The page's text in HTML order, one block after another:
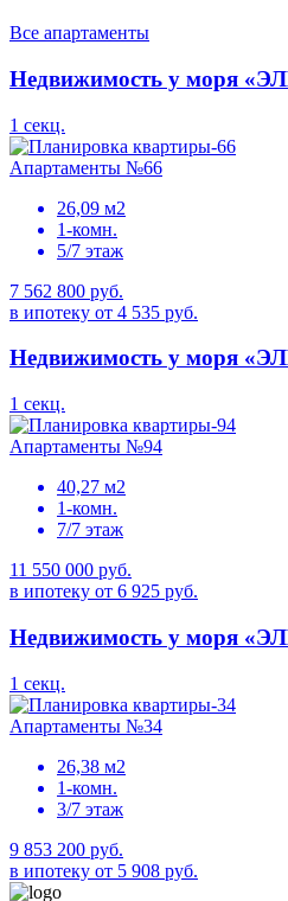
Все апартаменты
Недвижимость у моря
1 секц.
Апартаменты №66
26,09 м2
1-комн.
5/7 этаж
7 562 800 руб.
в ипотеку от 4 535 руб.
Недвижимость у моря
1 секц.
Апартаменты №94
40,27 м2
1-комн.
7/7 этаж
11 550 000 руб.
в ипотеку от 6 925 руб.
Недвижимость у моря
1 секц.
Апартаменты №34
26,38 м2
1-комн.
3/7 этаж
9 853 200 руб.
в ипотеку от 5 908 руб.